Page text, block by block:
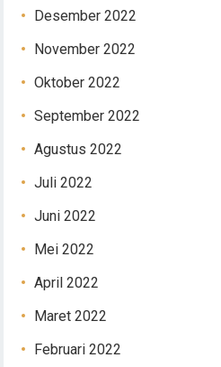
Desember 2022
November 2022
Oktober 2022
September 2022
Agustus 2022
Juli 2022
Juni 2022
Mei 2022
April 2022
Maret 2022
Februari 2022